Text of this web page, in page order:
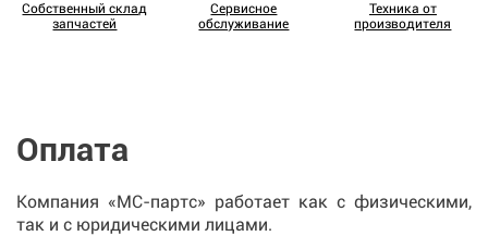
Собственный склад
запчастей
Сервисное
обслуживание
Техника от
производителя
Оплата
Компания «МС-партс» работает как с физическими,
так и с юридическими лицами.